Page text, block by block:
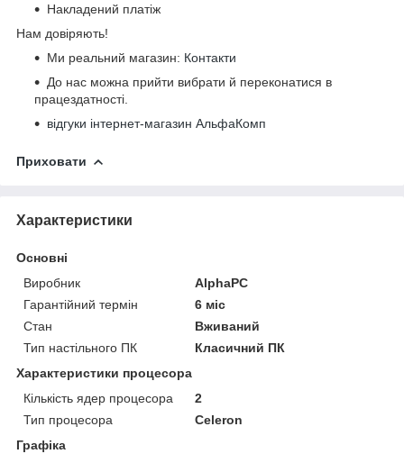
Накладений платіж
Нам довіряють!
Ми реальний магазин: Контакти
До нас можна прийти вибрати й переконатися в
працездатності.
відгуки інтернет-магазин АльфаКомп
Приховати
Характеристики
Основні
Виробник
AlphaPC
Гарантійний термін
6 міс
Стан
Вживаний
Тип настільного ПК
Класичний ПК
Характеристики процесора
Кількість ядер процесора
2
Тип процесора
Celeron
Графіка